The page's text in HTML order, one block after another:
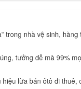
trong nhà vệ sinh,
tưởng dễ mà 99%
lừa bán ôtô đi